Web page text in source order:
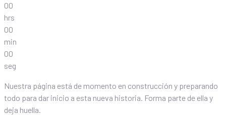
00
hrs
00
min
00
seg
Nuestra página está de momento en construcción y preparando
todo para dar inicio a esta nueva historia. Forma parte de ella y
deja huella.